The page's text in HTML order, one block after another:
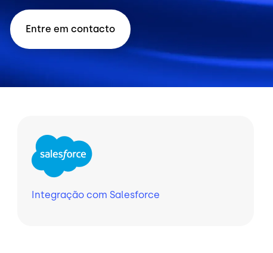
Entre em contacto
Integração com Salesforce